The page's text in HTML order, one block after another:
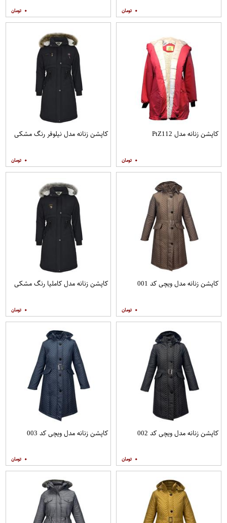
۰ ۰
کاپشن زنانه مدل PtZ112
۰
کاپشن زنانه مدل نیلوفر رنگ مشکی
۰
کاپشن زنانه مدل ویچی کد 001
۰
کاپشن زنانه مدل کاملیا رنگ مشکی
۰
کاپشن زنانه مدل ویچی کد 002
۰
کاپشن زنانه مدل ویچی کد 003
۰